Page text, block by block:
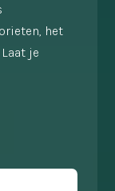
het
je